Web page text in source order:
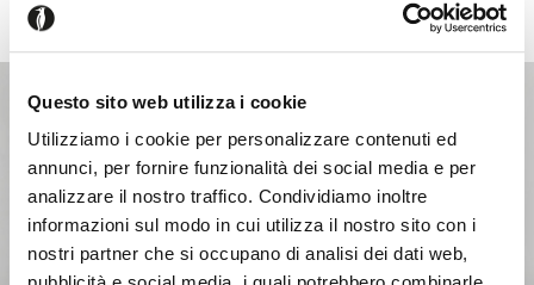
Questo sito web utilizza i cookie
Utilizziamo i cookie per personalizzare contenuti ed
annunci, per fornire funzionalità dei social media e per
analizzare il nostro traffico. Condividiamo inoltre
informazioni sul modo in cui utilizza il nostro sito con i
nostri partner che si occupano di analisi dei dati web,
JILL
Canapé fixe ou modulable